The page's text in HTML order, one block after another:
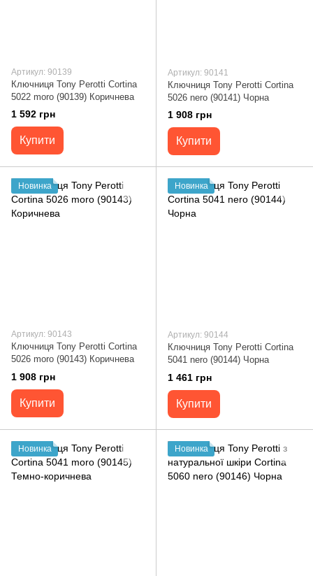
Артикул: 90139
Ключниця Tony Perotti Cortina
5022 moro (90139) Коричнева
1 592 грн
Купити
Артикул: 90141
Ключниця Tony Perotti Cortina
5026 nero (90141) Чорна
1 908 грн
Купити
Новинка
Артикул: 90143
Ключниця Tony Perotti Cortina
5026 moro (90143) Коричнева
1 908 грн
Купити
Новинка
Артикул: 90144
Ключниця Tony Perotti Cortina
5041 nero (90144) Чорна
1 461 грн
Купити
Новинка Новинка